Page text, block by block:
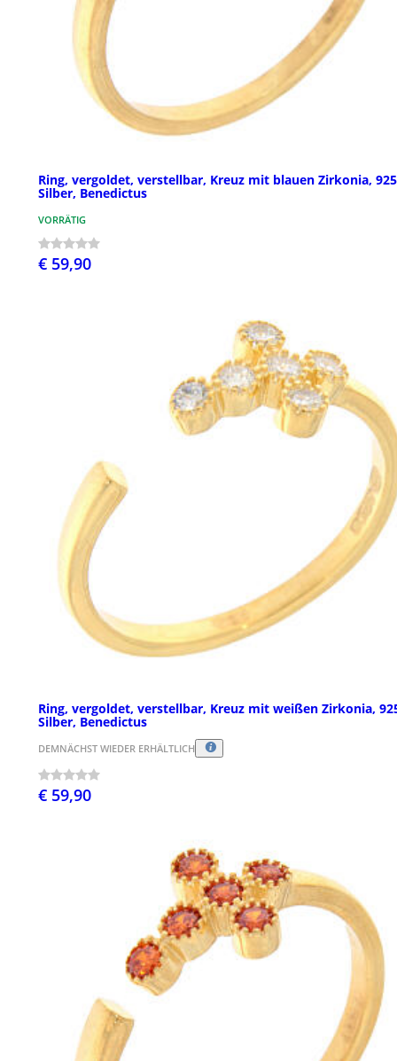
Ring, vergoldet, verstellbar, Kreuz mit blauen Zirkonia,
Silber, Benedictus
VORRÄTIG
€ 59,90
Ring, vergoldet, verstellbar, Kreuz mit weißen Zirkonia,
Silber, Benedictus
DEMNÄCHST WIEDER ERHÄLTLICH
€ 59,90